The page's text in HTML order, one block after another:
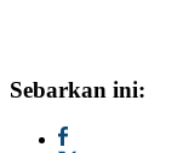
Sebarkan ini: